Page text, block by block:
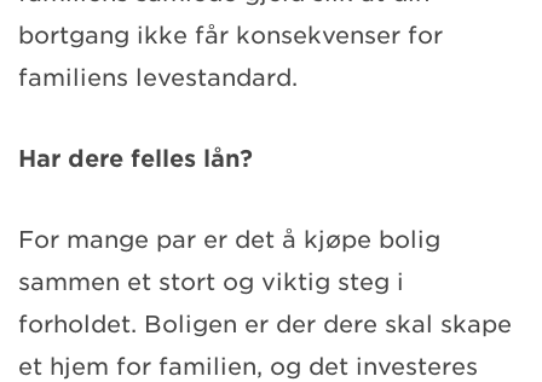
bortgang ikke får konsekvenser for
familiens levestandard.
Har dere felles lån?
For mange par er det å kjøpe bolig
sammen et stort og viktig steg i
forholdet. Boligen er der dere skal skape
et hjem for familien, og det investeres